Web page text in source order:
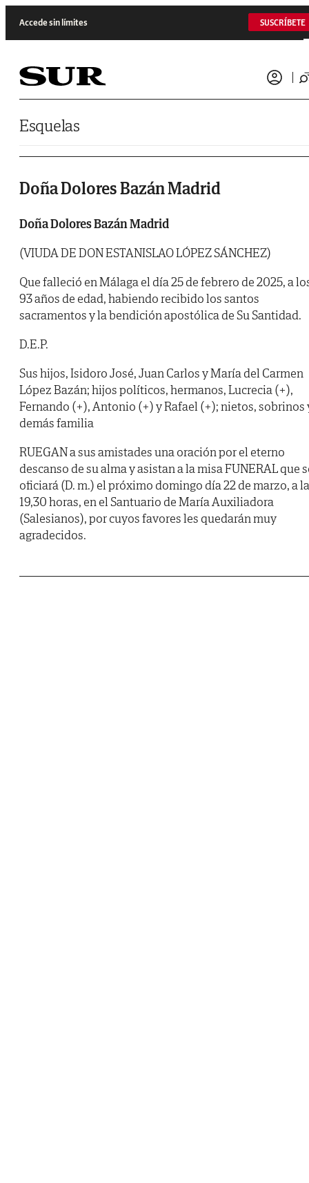
Accede sin límites SUSCRÍBETE
Esquelas
Doña Dolores Bazán Madrid
Doña Dolores Bazán Madrid
(VIUDA DE DON ESTANISLAO LÓPEZ SÁNCHEZ)
Que falleció en Málaga el día 25 de febrero de 2025, a
93 años de edad, habiendo recibido los santos
sacramentos y la bendición apostólica de Su Santidad.
D.E.P.
Sus hijos, Isidoro José, Juan Carlos y María del Carmen
López Bazán; hijos políticos, hermanos, Lucrecia (+),
Fernando (+), Antonio (+) y Rafael (+); nietos, sobrinos
demás familia
RUEGAN a sus amistades una oración por el eterno
descanso de su alma y asistan a la misa FUNERAL que
oficiará (D. m.) el próximo domingo día 22 de marzo, a
19,30 horas, en el Santuario de María Auxiliadora
(Salesianos), por cuyos favores les quedarán muy
agradecidos.